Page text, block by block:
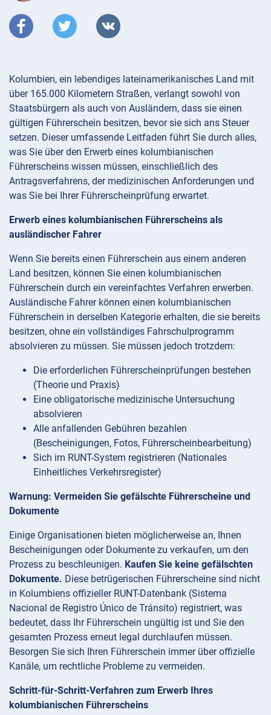
Kolumbien, ein lebendiges lateinamerikanisches Land mit
über 165.000 Kilometern Straßen, verlangt sowohl von
Staatsbürgern als auch von Ausländern, dass sie einen
gültigen Führerschein besitzen, bevor sie sich ans Steuer
setzen. Dieser umfassende Leitfaden führt Sie durch alles,
was Sie über den Erwerb eines kolumbianischen
Führerscheins wissen müssen, einschließlich des
Antragsverfahrens, der medizinischen Anforderungen und
was Sie bei Ihrer Führerscheinprüfung erwartet.
Erwerb eines kolumbianischen Führerscheins als
ausländischer Fahrer
Wenn Sie bereits einen Führerschein aus einem anderen
Land besitzen, können Sie einen kolumbianischen
Führerschein durch ein vereinfachtes Verfahren erwerben.
Ausländische Fahrer können einen kolumbianischen
Führerschein in derselben Kategorie erhalten, die sie bereits
besitzen, ohne ein vollständiges Fahrschulprogramm
absolvieren zu müssen. Sie müssen jedoch trotzdem:
Die erforderlichen Führerscheinprüfungen bestehen
(Theorie und Praxis)
Eine obligatorische medizinische Untersuchung
absolvieren
Alle anfallenden Gebühren bezahlen
(Bescheinigungen, Fotos, Führerscheinbearbeitung)
Sich im RUNT-System registrieren (Nationales
Einheitliches Verkehrsregister)
Warnung: Vermeiden Sie gefälschte Führerscheine und
Dokumente
Einige Organisationen bieten möglicherweise an, Ihnen
Bescheinigungen oder Dokumente zu verkaufen, um den
Prozess zu beschleunigen. Kaufen Sie keine gefälschten
Dokumente. Diese betrügerischen Führerscheine sind nicht
in Kolumbiens offizieller RUNT-Datenbank (Sistema
Nacional de Registro Único de Tránsito) registriert, was
bedeutet, dass Ihr Führerschein ungültig ist und Sie den
gesamten Prozess erneut legal durchlaufen müssen.
Besorgen Sie sich Ihren Führerschein immer über offizielle
Kanäle, um rechtliche Probleme zu vermeiden.
Schritt-für-Schritt-Verfahren zum Erwerb Ihres
kolumbianischen Führerscheins